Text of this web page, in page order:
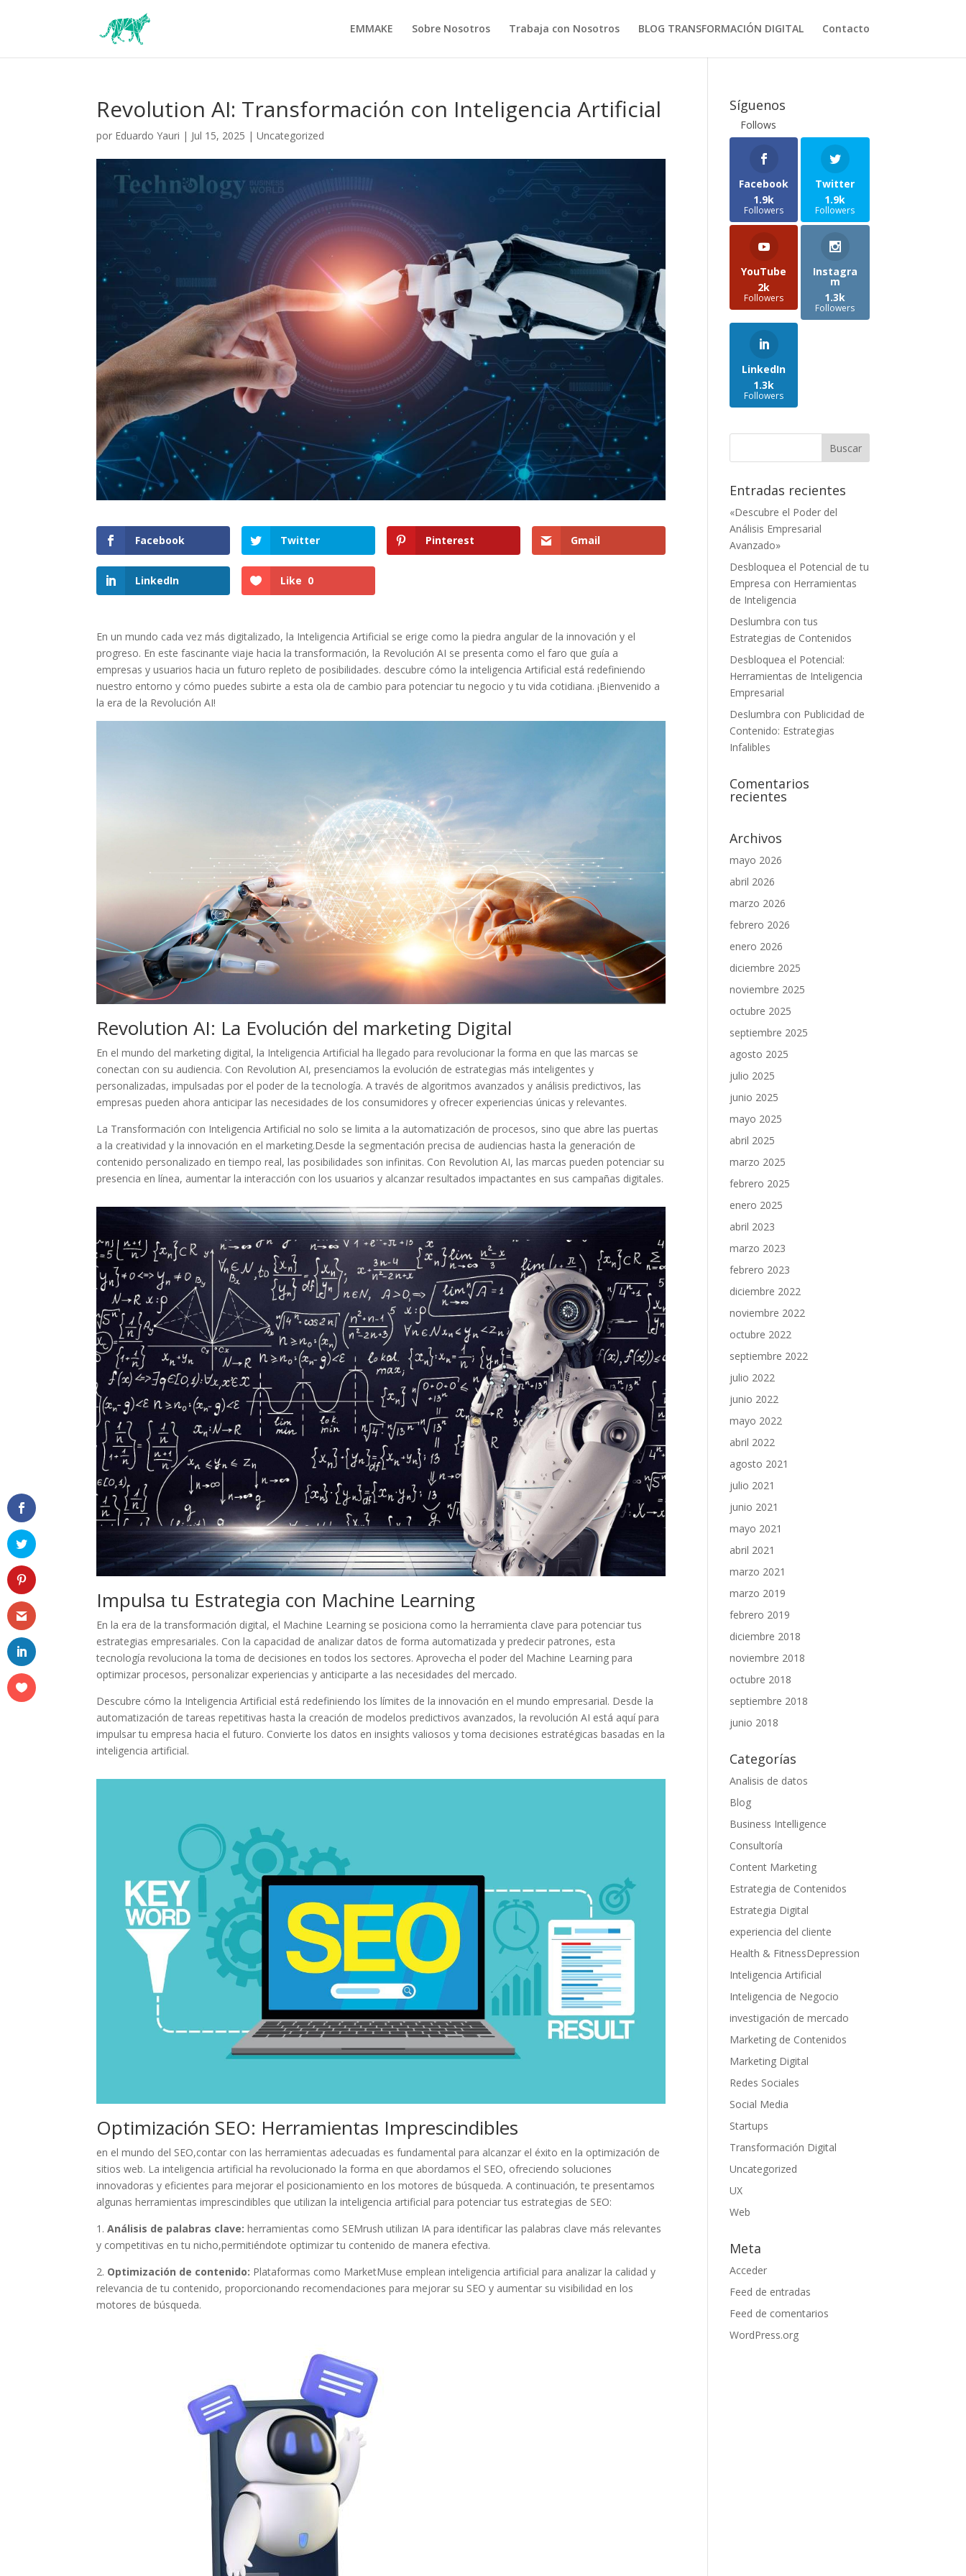
EMMAKE Sobre Nosotros Trabaja con Nosotros BLOG TRANSFORMACIÓN DIGITAL Contacto
Revolution AI: Transformación con Inteligencia Artificial
por Eduardo Yauri | Jul 15, 2025 |Uncategorized
Facebook Twitter Pinterest Gmail
LinkedIn Like 0
En un mundo cada vez más digitalizado, la Inteligencia Artificial ‍se‌ erige como la piedra angular de la ​innovación y ‌el‌
progreso. En este fascinante viaje hacia la transformación,⁣ la Revolución AI se presenta como el faro que guía​ a
empresas ‌y usuarios hacia un futuro repleto de posibilidades.​ descubre cómo la inteligencia Artificial⁤ está redefiniendo ​
nuestro entorno y ⁣cómo puedes ‍subirte ⁣a esta⁣ ola de cambio para potenciar tu negocio y tu vida cotidiana.⁣ ¡Bienvenido a‌
la era de la ‍Revolución AI!
Revolution AI: La Evolución del marketing Digital
En el mundo​ del marketing ⁢digital, la Inteligencia Artificial ha llegado para revolucionar⁤ la forma en⁢ que‍ las⁢ marcas se
conectan con su audiencia. Con Revolution AI, presenciamos la ⁤evolución de estrategias más inteligentes ⁣y
personalizadas, impulsadas ⁣por‌ el poder de la tecnología. ​A través de algoritmos ‌avanzados y análisis predictivos, las
⁤empresas pueden ahora anticipar las necesidades⁢ de los consumidores⁣ y ofrecer experiencias únicas y relevantes.
La Transformación con Inteligencia Artificial no solo se⁢ limita ‍a ‌la automatización de procesos, sino que abre las puertas
a la creatividad y la innovación en el marketing.Desde la segmentación precisa de audiencias hasta la generación de
contenido personalizado en tiempo real,​ las ​posibilidades son ⁣infinitas. Con Revolution AI, las marcas pueden⁢ potenciar su
presencia en línea, aumentar la interacción con los usuarios y alcanzar resultados impactantes⁤ en sus campañas digitales.
Twitter Pinterest Gmail LinkedIn
Impulsa​ tu Estrategia con Machine Learning
En ⁣la era de la transformación digital, el Machine Learning se ‌posiciona como la herramienta clave para‍ potenciar ​tus
estrategias ⁣empresariales. Con la capacidad de analizar datos de forma automatizada y predecir patrones, esta
tecnología revoluciona⁢ la⁣ toma de decisiones‌ en‌ todos‌ los sectores. Aprovecha el poder del‌ Machine Learning para
optimizar ​procesos, personalizar experiencias y anticiparte a las ⁣necesidades del mercado.
Descubre⁢ cómo la Inteligencia Artificial está redefiniendo ​los ⁢límites de la ‌innovación en el mundo ‍empresarial. Desde la
automatización de‍ tareas ‍repetitivas hasta la creación de modelos predictivos avanzados,⁤ la revolución AI está aquí para
impulsar tu empresa hacia⁤ el futuro. Convierte los datos en ⁢insights valiosos y toma ​decisiones estratégicas basadas en la
inteligencia artificial.
Optimización​ SEO: Herramientas Imprescindibles
en el ‌mundo del ⁤SEO,contar con ​las herramientas adecuadas es fundamental para alcanzar el éxito en la ⁣optimización de
sitios web. ⁢La inteligencia ⁣artificial⁢ ha‌ revolucionado la forma en que abordamos el SEO, ofreciendo​ soluciones
‍innovadoras y eficientes para mejorar el posicionamiento en los⁤ motores de ⁣búsqueda. A continuación, te presentamos
algunas herramientas imprescindibles que utilizan la inteligencia⁣ artificial para⁢ potenciar tus estrategias ⁣de SEO:
1.Análisis de palabras clave: herramientas como SEMrush utilizan IA para identificar las palabras clave‍ más relevantes
y competitivas en ​tu nicho,permitiéndote optimizar tu​ contenido de manera efectiva.
2. Optimización ⁤de​ contenido: Plataformas como MarketMuse emplean inteligencia artificial para analizar la calidad y
relevancia de tu contenido, proporcionando recomendaciones para ⁢mejorar su ⁤SEO y aumentar su visibilidad en‍ los
motores de búsqueda.
Pinterest
LinkedIn
Síguenos
Follows
Facebook
1.9k
Followers
Twitter
1.9k
Followers
YouTube
2k
Followers
Instagra
m
1.3k
Followers
LinkedIn
1.3k
Followers
Entradas recientes
«Descubre el Poder del
Análisis Empresarial
Avanzado»
Desbloquea el Potencial de tu
Empresa con Herramientas
de Inteligencia
Deslumbra con tus
Estrategias de Contenidos
Desbloquea el Potencial:
Herramientas de Inteligencia
Empresarial
Deslumbra con Publicidad de
Contenido: Estrategias
Infalibles
Comentarios
recientes
Archivos
mayo 2026
abril 2026
marzo 2026
febrero 2026
enero 2026
diciembre 2025
noviembre 2025
octubre 2025
septiembre 2025
agosto 2025
julio 2025
junio 2025
mayo 2025
abril 2025
marzo 2025
febrero 2025
enero 2025
abril 2023
marzo 2023
febrero 2023
diciembre 2022
noviembre 2022
octubre 2022
septiembre 2022
julio 2022
junio 2022
mayo 2022
abril 2022
agosto 2021
julio 2021
junio 2021
mayo 2021
abril 2021
marzo 2021
marzo 2019
febrero 2019
diciembre 2018
noviembre 2018
octubre 2018
septiembre 2018
junio 2018
Categorías
Analisis de datos
Blog
Business Intelligence
Consultoría
Content Marketing
Estrategia de Contenidos
Estrategia Digital
experiencia del cliente
Health & FitnessDepression
Inteligencia Artificial
Inteligencia de Negocio
investigación de mercado
Marketing de Contenidos
Marketing Digital
Redes Sociales
Social Media
Startups
Transformación Digital
Uncategorized
UX
Web
Meta
Acceder
Feed de entradas
Feed de comentarios
WordPress.org